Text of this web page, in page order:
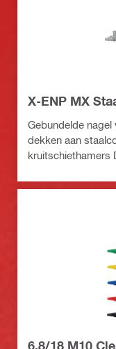
X-ENP MX
Gebundelde
dekken aan
kruitschiethamers
6.8/18 M10